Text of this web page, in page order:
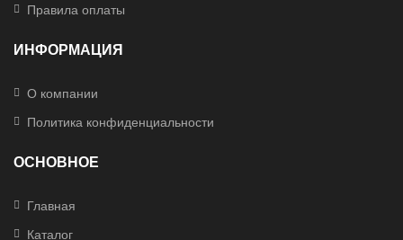
Правила оплаты
ИНФОРМАЦИЯ
О компании
Политика конфиденциальности
ОСНОВНОЕ
Главная
Каталог